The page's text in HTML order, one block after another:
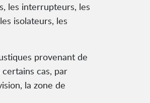
les interrupteurs, les
isolateurs, les
provenant de
cas, par
la zone de